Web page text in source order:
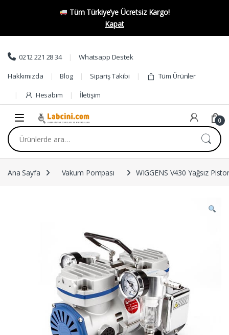
Tüm Türkiye’ye Ücretsiz Kargo!
Kapat
Skip to navigation
Skip to content
0212 221 28 34 Whatsapp Destek
Hakkımızda Blog Sipariş Takibi Tüm Ürünler
Hesabım İletişim
0
Ara:
Ana Sayfa Vakum Pompası WIGGENS V430 Yağsız